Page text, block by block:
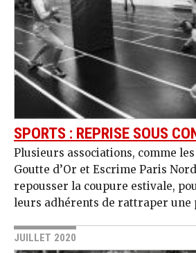
SPORTS : REPRISE SOUS
Plusieurs associations, comme
Goutte d’Or et Escrime Paris
repousser la coupure estivale,
leurs adhérents de rattraper une
JUILLET 2020